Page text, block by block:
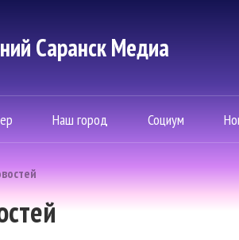
Саранск Mедиа
Наш город Социум